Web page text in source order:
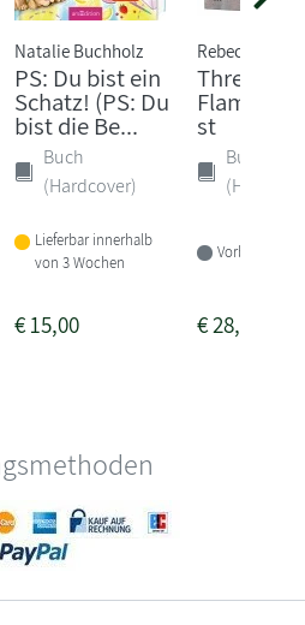
Natalie Buchholz
PS: Du bist ein
Schatz! (PS: Du
bist die Be...
Buch
(Hardcover)
Lieferbar innerhalb
von 3 Wochen
€15,00
Rebecca
Threshing
st
Buch
Vorbestellbar
€28,00